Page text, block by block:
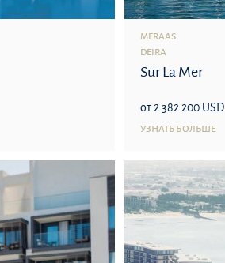
MERAAS
DEIRA
Sur La Mer
от 2 382 200 USD
УЗНАТЬ БОЛЬШЕ